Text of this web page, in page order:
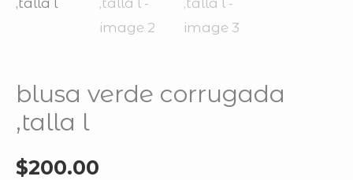
blusa verde corrugada
,talla l
$200.00